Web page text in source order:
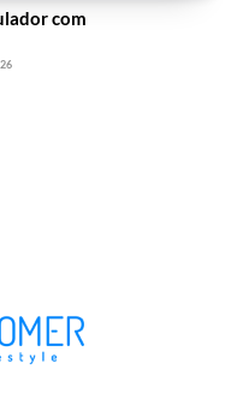
com